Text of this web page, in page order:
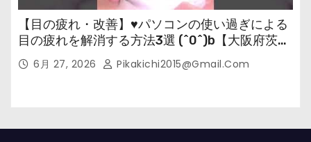
【目の疲れ・改善】♥パソコンの使い過ぎによる
目の疲れを解消する方法3選 (^0^)b【大阪府茨木
市の女性・美容鍼灸・整体師が教えます。】
6月 27, 2026 Pikakichi2015@gmail.com